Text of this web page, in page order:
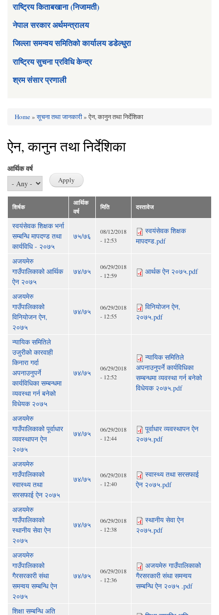
राष्ट्रिय किताबखाना (निजामती)
नेपाल सरकार अर्थमन्त्रालय
जिल्ला समन्वय समितिको कार्यालय डडेल्धुरा
राष्ट्रिय सुचना प्रविधि केन्द्र
श्रम संसार प्रणाली
You are here
Home»सूचना तथा जानकारी» ऐन, कानुन तथा निर्देशिका
ऐन, कानुन तथा निर्देशिका
आर्थिक वर्ष
शिर्षक
आर्थिक
वर्ष
मिति दस्तावेज
स्वयंसेवक शिक्षक भर्ना
सम्बन्धि मापदण्ड तथा
कार्यविधि - २०७५
७५/७६
08/12/2018
- 12:53
स्वयंसेवक शिक्षक
मापदण्ड.pdf
अजयमेरु
गाउँपालिकाको आर्थिक
ऐन २०७५
७४/७५
06/29/2018
- 12:59
आर्थक ऐन २०७५.pdf
अजयमेरु
गाउँपालिकाको
विनियोजन ऐन,
२०७५
७४/७५
06/29/2018
- 12:55
विनियोजन ऐन,
२०७५.pdf
न्यायिक समितिले
उजुरीको कारवाही
किनारा गर्दा
अपनाउनुपर्ने
कार्यविधिका सम्बन्धमा
व्यवस्था गर्न बनेको
विधेयक २०७५
७४/७५
06/29/2018
- 12:52
न्यायिक समितिले
अपनाउनुपर्ने कार्यविधिका
सम्बन्धमा व्यवस्था गर्न बनेको
विधेयक २०७५.pdf
अजयमेरु
गाउँपालिकाको पूर्वाधार
व्यवस्थापन ऐन
२०७५
७४/७५
06/29/2018
- 12:44
पूर्वाधार व्यवस्थापन ऐन
२०७५.pdf
अजयमेरु
गाउँपालिकाको
स्वास्थ्य तथा
सरसफाई ऐन २०७५
७४/७५
06/29/2018
- 12:40
स्वास्थ्य तथा सरसफाई
ऐन २०७५.pdf
अजयमेरु
गाउँपालिकाको
स्थानीय सेवा ऐन
२०७५
७४/७५
06/29/2018
- 12:38
स्थानीय सेवा ऐन
२०७५.pdf
अजयमेरु
गाउँपालिकाको
गैरसरकारी संथा
समन्वय सम्बन्धि ऐन
२०७५
७४/७५
06/29/2018
- 12:36
अजयमेरु गाउँपालिकाको
गैरसरकारी संथा समन्वय
सम्बन्धि ऐन २०७५ .pdf
शिक्षा सम्बन्धि अति